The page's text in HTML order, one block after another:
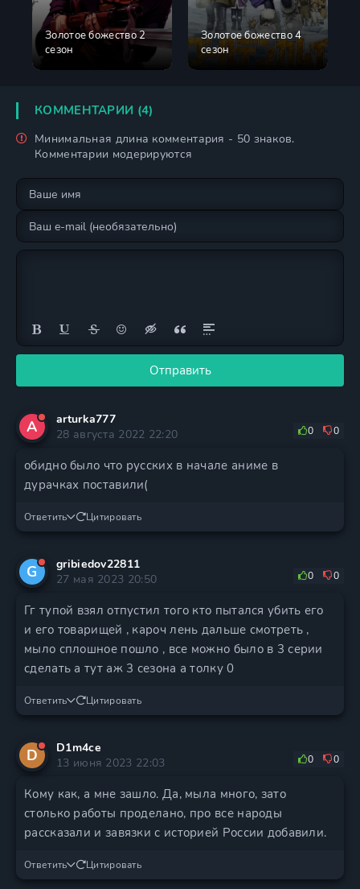
Золотое божество 2
сезон
Золотое божество 4
сезон
КОММЕНТАРИИ (4)
Минимальная длина комментария - 50 знаков.
Комментарии модерируются
Отправить
A
arturka777
28 августа 2022 22:20
0 0
обидно было что русских в начале аниме в
дурачках поставили(
Ответить Цитировать
G
gribiedov22811
27 мая 2023 20:50
0 0
Гг тупой взял отпустил того кто пытался убить его
и его товарищей , кароч лень дальше смотреть ,
мыло сплошное пошло , все можно было в 3 серии
сделать а тут аж 3 сезона а толку 0
Ответить Цитировать
D
D1m4ce
13 июня 2023 22:03
0 0
Кому как, а мне зашло. Да, мыла много, зато
столько работы проделано, про все народы
рассказали и завязки с историей России добавили.
Ответить Цитировать